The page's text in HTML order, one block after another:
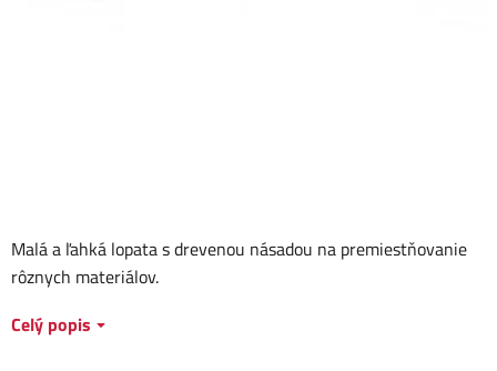
Malá a ľahká lopata s drevenou násadou na premiestňovanie
rôznych materiálov.
Celý popis